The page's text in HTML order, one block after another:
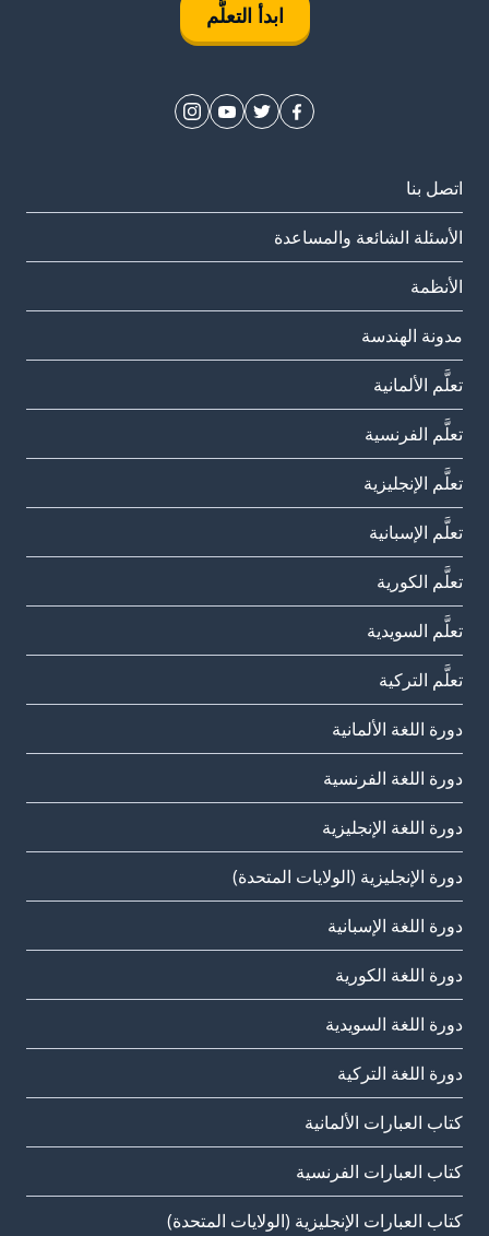
ابدأ التعلُّم
اتصل بنا
الأسئلة الشائعة والمساعدة
الأنظمة
مدونة الهندسة
تعلَّم الألمانية
تعلَّم الفرنسية
تعلَّم الإنجليزية
تعلَّم الإسبانية
تعلَّم الكورية
تعلَّم السويدية
تعلَّم التركية
دورة اللغة الألمانية
دورة اللغة الفرنسية
دورة اللغة الإنجليزية
دورة الإنجليزية (الولايات المتحدة)
دورة اللغة الإسبانية
دورة اللغة الكورية
دورة اللغة السويدية
دورة اللغة التركية
كتاب العبارات الألمانية
كتاب العبارات الفرنسية
كتاب العبارات الإنجليزية (الولايات المتحدة)